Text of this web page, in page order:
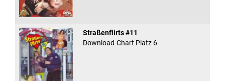
Straßenflirts #11
Download-Chart Platz 6